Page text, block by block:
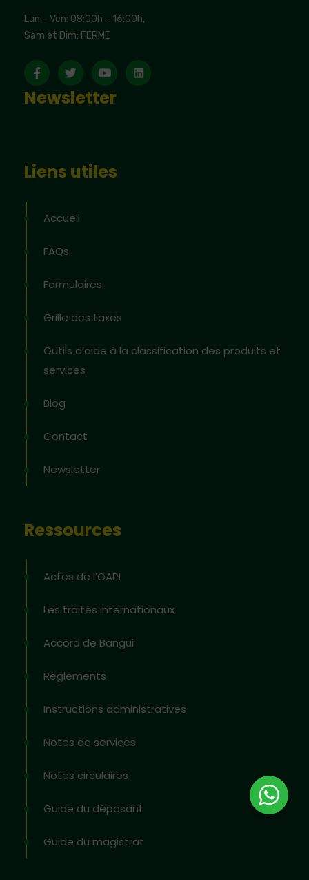
Lun – Ven: 08:00h – 16:00h,
Sam et Dim: FERME
Newsletter
Liens utiles
Accueil
FAQs
Formulaires
Grille des taxes
Outils d’aide à la classification des produits et
services
Blog
Contact
Newsletter
Ressources
Actes de l’OAPI
Les traités internationaux
Accord de Bangui
Règlements
Instructions administratives
Notes de services
Notes circulaires
Guide du déposant
Guide du magistrat